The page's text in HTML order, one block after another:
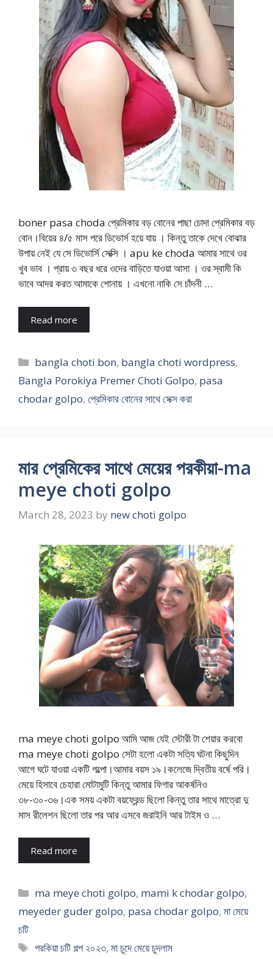
boner pasa choda প্রেমিকার বড় বোনের পাছা চোদা প্রেমিকার বড়
বোন।বিয়ের ৪/৫ মাস পরে ডিভোর্স হয়ে যায় । কিন্তু তাকে দেখে বোঝার
উপায় নেই যে সে ডিভোর্সি সেক্সি । apu ke choda আমার সাথে ওর
খুব ভাব । প্রায় ৩ বছর ধরে ওদের বাড়িতে যাওয়া আসা । ওর স্বামী কি
ভাবে আদর করত আমাকে শোনায় । এখনো নাকি সে চাঁদনী …
Read more
Categories
bangla choti bon, bangla choti wordpress,
Bangla Porokiya Premer Choti Golpo, pasa
chodar golpo, প্রেমিকার বোনের সাথে সেক্স করা
মার প্রেমিকের সাথে মেয়ের পরকীয়া-ma
meye choti golpo
March 28, 2023 by new choti golpo
ma meye choti golpo আমি আজ যেই স্টোরী টা শেয়ার করবো
ma meye choti golpo সেটা হলো একটা সত্যি ঘটনা কিছুদিন
আগে ঘটে যাওয়া একটি গল্পো।আমার বয়স ১৯।কলেজে দ্বিতীয় বর্ষে পরি।
মেয়ে হিসাবে চেহারা মোটামুটি কিন্তু আমার ফিগার আকর্ষনিও
৩৮-৩০-৩৬।এক সময় একটা বয়ফ্রেন্ড ছিলো কিন্তু তার সাথে মাত্রো দু
মাস রীলেশন ছিলো তার পর আর এসবে জরাইনি আর টাইম ও …
Read more
Categories
ma meye choti golpo, mami k chodar golpo,
meyeder guder golpo, pasa chodar golpo, মা মেয়ে
চটি
Tags
পরকিয়া চটি গল্প ২০২৩,মা চুদে মেয়ে চুদলাম